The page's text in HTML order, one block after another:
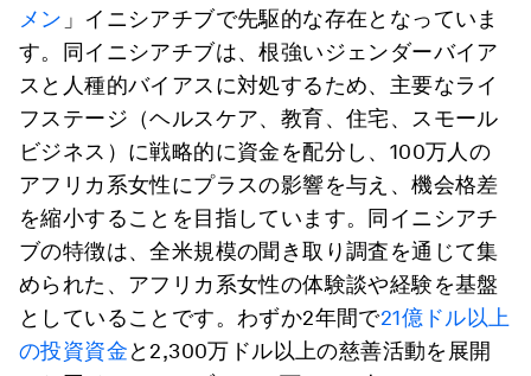
メン 」イニシアチブで先駆的な存在となっていま
す。同イニシアチブは、根強いジェンダーバイア
スと人種的バイアスに対処するため、主要なライ
フステージ（ヘルスケア、教育、住宅、スモール
ビジネス）に戦略的に資金を配分し、100万人の
アフリカ系女性にプラスの影響を与え、機会格差
を縮小することを目指しています。同イニシアチ
ブの特徴は、全米規模の聞き取り調査を通じて集
められた、アフリカ系女性の体験談や経験を基盤
としていることです。わずか2年間で21億ドル以上
の投資資金と2,300万ドル以上の慈善活動を展開